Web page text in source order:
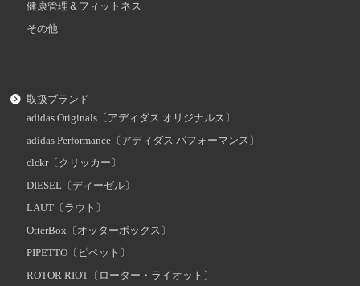
健康管理＆フィットネス
その他
取扱ブランド
adidas Originals〔アディダス オリジナルス〕
adidas Performance〔アディダス パフォーマンス〕
clckr〔クリッカー〕
DIESEL〔ディーゼル〕
LAUT〔ラウト〕
OtterBox〔オッターボックス〕
PIPETTO〔ピペット〕
ROTOR RIOT〔ローター・ライオット〕